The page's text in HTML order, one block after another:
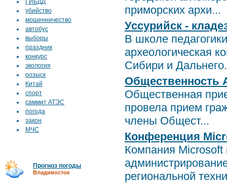
ГИБДД
убийство
мошенничество
автобус
выборы
праздник
конкурс
экология
розыск
Китай
спорт
саммит АТЭС
погода
закон
МЧС
Прогноз погоды
Владивосток
приморских архи...
Уссурийск -
В школе
археологическая
Сибири и
Общественность
Общественная
провела прием
члены Общест...
Конференция
Компания
региональной